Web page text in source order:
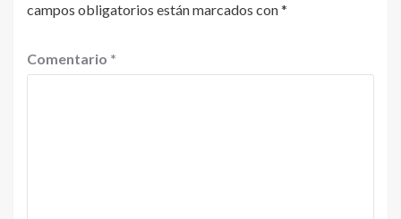
campos obligatorios están marcados con*
Comentario *